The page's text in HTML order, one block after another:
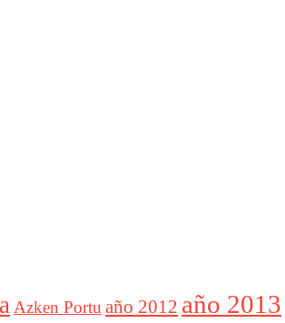
Azken Portu año 2012 año 2013